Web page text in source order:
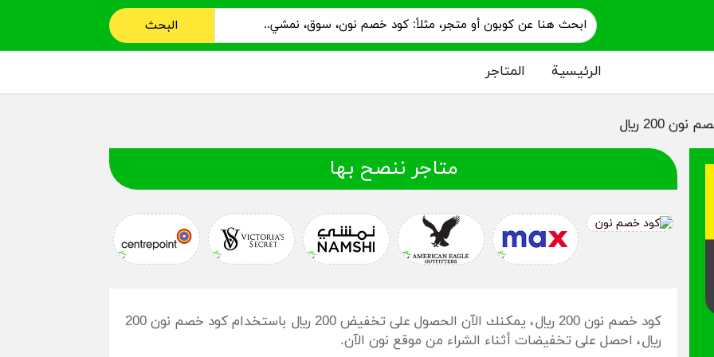
البحث
الرئيسية المتاجر
200 ريال
متاجر ننصح بها
كود خصم نون 200 ريال، يمكنك الآن الحصول على تخفيض 200 ريال باستخدام كود خصم نون 200
ريال، احصل على تخفيضات أثناء الشراء من موقع نون الآن.